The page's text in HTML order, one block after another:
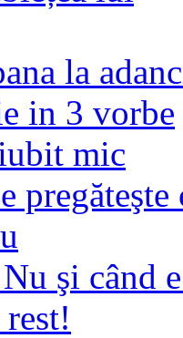
la
in 3 vorbe
mic
pregăteşte
şi când